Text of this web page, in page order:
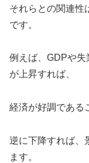
それらとの関連性
です。
例えば、GDPや
が上昇すれば、
経済が好調である
逆に下降すれば、
ます。